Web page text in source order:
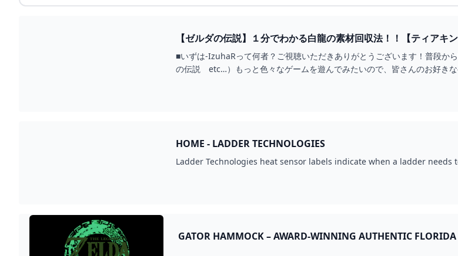
【ゼルダの伝説】１分でわかる白龍の素材回収法！！【ティアキ
■いずは-IzuhaRって何者？ご視聴いただきありがとうございます！普段か
の伝説 etc…）もっと色々なゲームを遊んでみたいので、皆さんのお好き
HOME - LADDER TECHNOLOGIES
Ladder Technologies heat sensor labels indicate when a ladder
GATOR HAMMOCK – AWARD-WINNING AUTHENTIC FLORIDA